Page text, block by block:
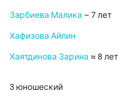
Зарбиева Малика – 7 лет
Хафизова Айлин
Хаятдинова Зарина ≈ 8 лет
3 юношеский